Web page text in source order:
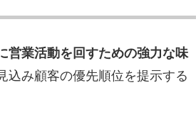
営業活動を回すための強力な味
込み顧客の優先順位を提示する